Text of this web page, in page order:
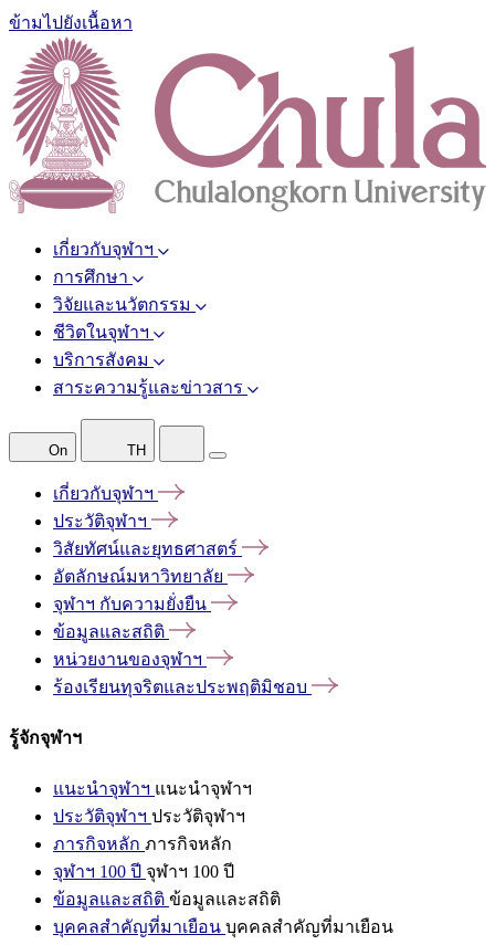
ข้ามไปยังเนื้อหา
เกี่ยวกับจุฬาฯ
การศึกษา
วิจัยและนวัตกรรม
ชีวิตในจุฬาฯ
บริการสังคม
สาระความรู้และข่าวสาร
On TH
เกี่ยวกับจุฬาฯ
ประวัติจุฬาฯ
วิสัยทัศน์และยุทธศาสตร์
อัตลักษณ์มหาวิทยาลัย
จุฬาฯ กับความยั่งยืน
ข้อมูลและสถิติ
หน่วยงานของจุฬาฯ
ร้องเรียนทุจริตและประพฤติมิชอบ
รู้จักจุฬาฯ
แนะนำจุฬาฯ แนะนำจุฬาฯ
ประวัติจุฬาฯ ประวัติจุฬาฯ
ภารกิจหลัก ภารกิจหลัก
จุฬาฯ 100 ปี จุฬาฯ 100 ปี
ข้อมูลและสถิติ ข้อมูลและสถิติ
บุคคลสำคัญที่มาเยือน บุคคลสำคัญที่มาเยือน